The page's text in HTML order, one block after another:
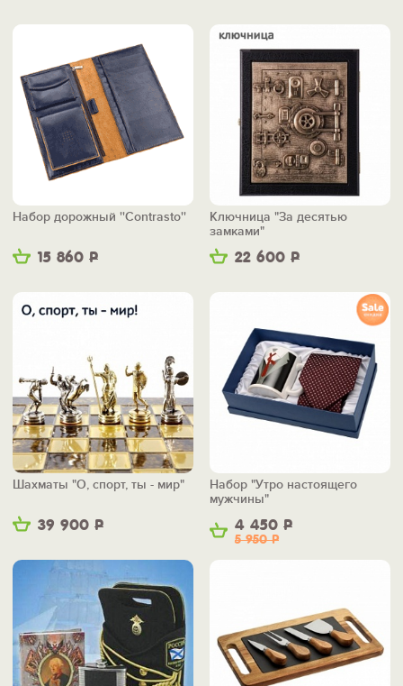
15 860 Р
Набор дорожный ''Contrasto''
22 600 Р
Ключница "За десятью
замками"
39 900 Р
Шахматы "О, спорт, ты - мир"
4 450 Р
5 950Р
Набор "Утро настоящего
мужчины"